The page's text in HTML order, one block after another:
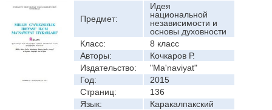
Предмет:
Идея
национальной
независимости и
основы духовности
Класс:
8 класс
Авторы:
Кочкаров Р.
Издательство:
"Ma'naviyat"
Год:
2015
Страниц:
136
Язык:
Каракалпакский